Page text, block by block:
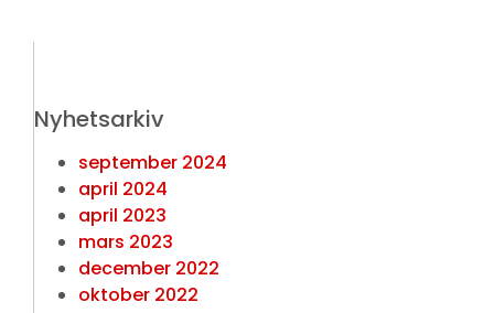
Nyhetsarkiv
september 2024
april 2024
april 2023
mars 2023
december 2022
oktober 2022